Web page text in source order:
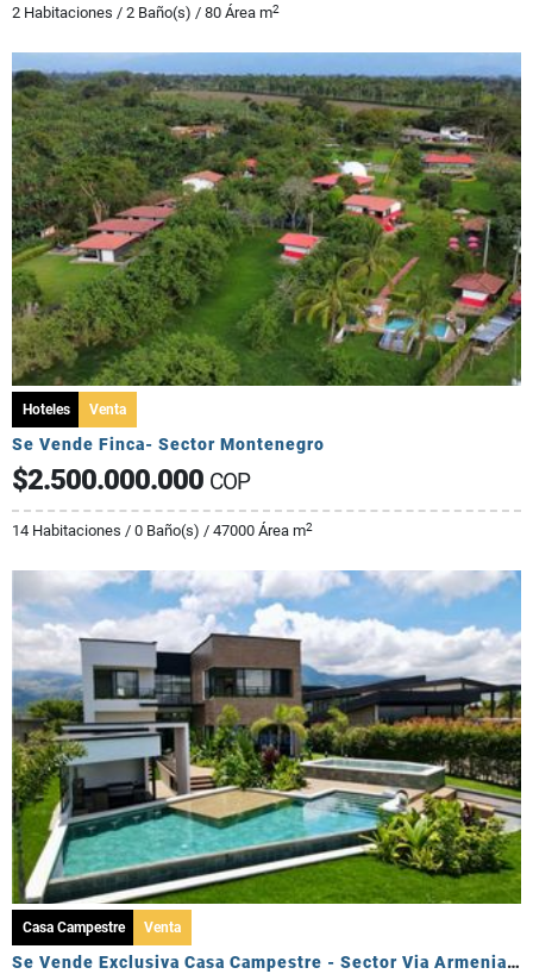
2 Habitaciones / 2 Baño(s) / 80 Área m2
Hoteles Venta
Se Vende Finca- Sector Montenegro
$2.500.000.000 COP
14 Habitaciones / 0 Baño(s) / 47000 Área m2
Casa Campestre Venta
Se Vende Exclusiva Casa Campestre - Sector Via Armenia Calarca